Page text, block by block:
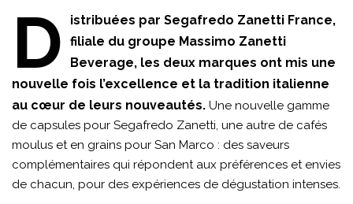
D
istribuées par Segafredo Zanetti France,
filiale du groupe Massimo Zanetti
Beverage, les deux marques ont mis une
nouvelle fois l’excellence et la tradition italienne
au cœur de leurs nouveautés. Une nouvelle gamme
de capsules pour Segafredo Zanetti, une autre de cafés
moulus et en grains pour San Marco : des saveurs
complémentaires qui répondent aux préférences et envies
de chacun, pour des expériences de dégustation intenses.